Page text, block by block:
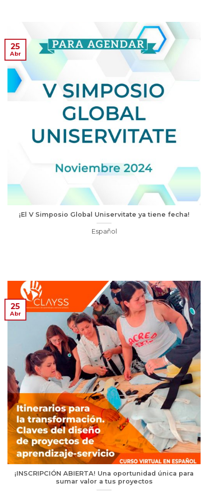
¡El V Simposio Global Uniservitate ya tiene fecha!
Español
25
Abr
¡INSCRIPCIÓN ABIERTA! Una oportunidad única para
sumar valor a tus proyectos
25
Abr